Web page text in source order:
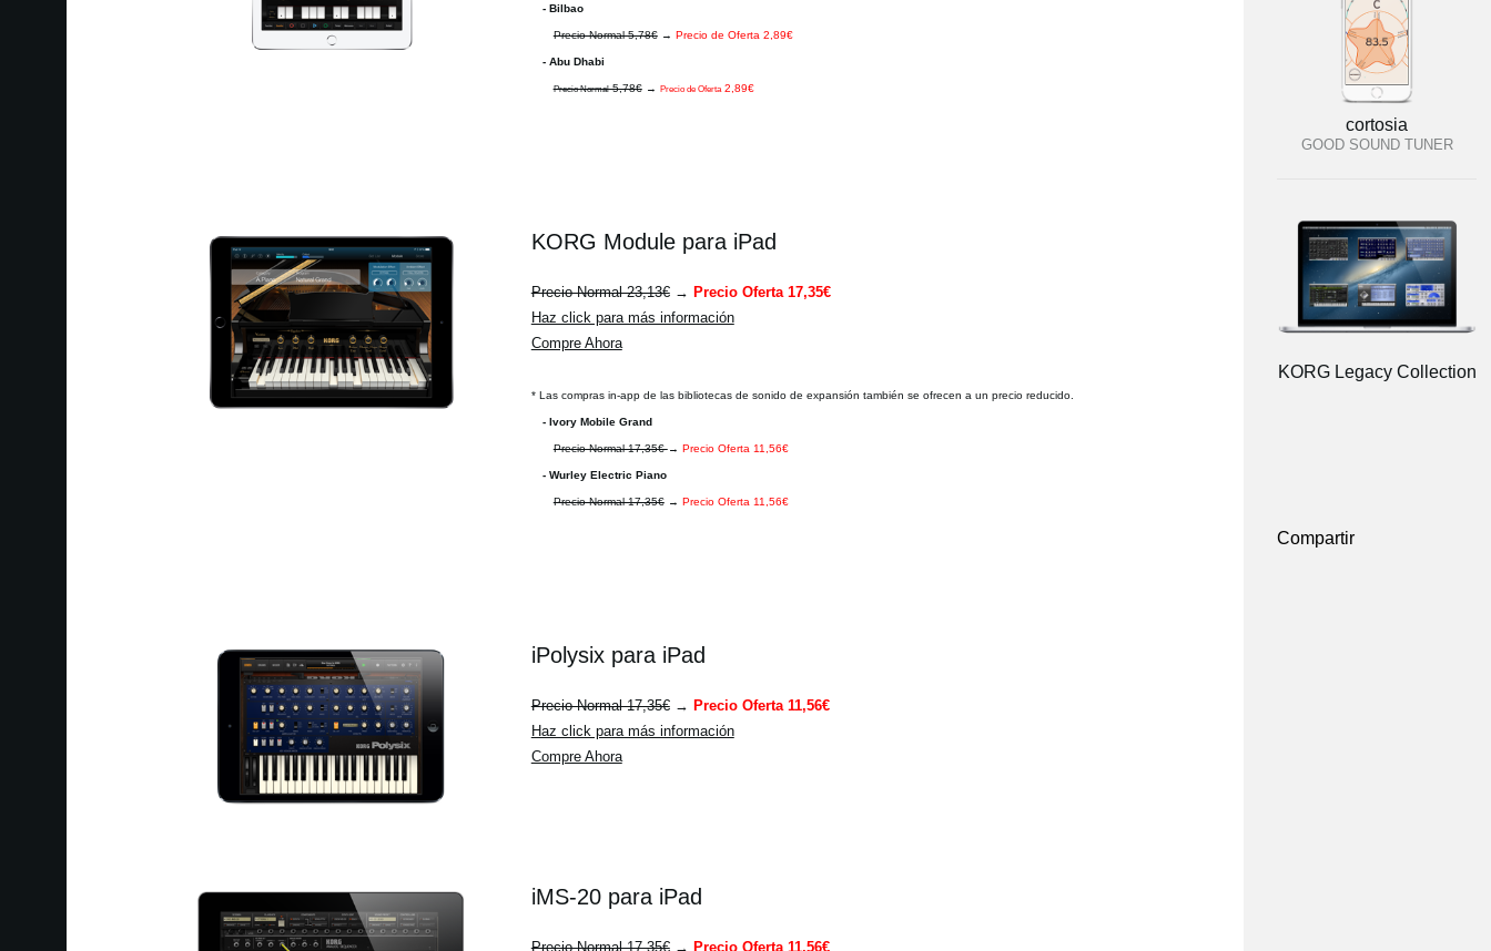
- Bilbao
Precio Normal 5,78€→ Precio de Oferta 2,89€
- Abu Dhabi
Precio Normal5,78€→ Precio de Oferta2,89€
KORG Module para iPad
Precio Normal 23,13€→ Precio Oferta 17,35€
Haz click para más información
Compre Ahora
* Las compras in-app de las bibliotecas de sonido de expansión también se ofrecen a un precio reducido.
- Ivory Mobile Grand
Precio Normal 17,35€→ Precio Oferta 11,56€
- Wurley Electric Piano
Precio Normal 17,35€→ Precio Oferta 11,56€
iPolysix para iPad
Precio Normal 17,35€→ Precio Oferta 11,56€
Haz click para más información
Compre Ahora
iMS-20 para iPad
Precio Normal 17,35€→ Precio Oferta 11,56€
cortosia
GOOD SOUND TUNER
KORG Legacy Collection
Compartir